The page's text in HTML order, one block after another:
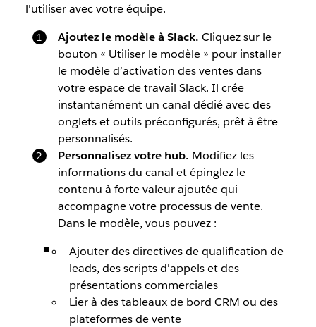
l'utiliser avec votre équipe.
Ajoutez le modèle à Slack. Cliquez sur le
bouton « Utiliser le modèle » pour installer
le modèle d’activation des ventes dans
votre espace de travail Slack. Il crée
instantanément un canal dédié avec des
onglets et outils préconfigurés, prêt à être
personnalisés.
Personnalisez votre hub. Modifiez les
informations du canal et épinglez le
contenu à forte valeur ajoutée qui
accompagne votre processus de vente.
Dans le modèle, vous pouvez :
Ajouter des directives de qualification de
leads, des scripts d'appels et des
présentations commerciales
Lier à des tableaux de bord CRM ou des
plateformes de vente